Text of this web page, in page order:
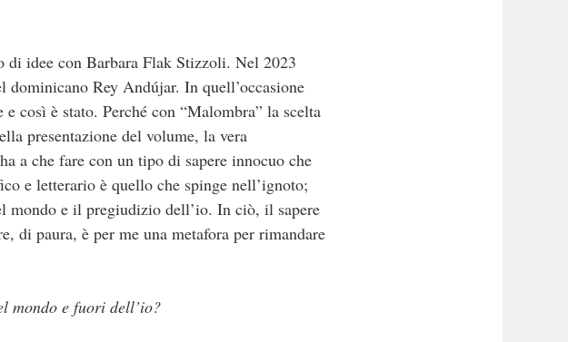
di idee con Barbara Flak Stizzoli. Nel 2023
Rey Andújar. In quell’occasione
così è stato. Perché con “Malombra” la scelta
presentazione del volume, la vera
a che fare con un tipo di sapere innocuo che
e letterario è quello che spinge nell’ignoto;
mondo e il pregiudizio dell’io. In ciò, il sapere
di paura, è per me una metafora per rimandare
mondo e fuori dell’io?